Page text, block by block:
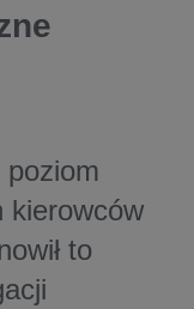
kierowców
to